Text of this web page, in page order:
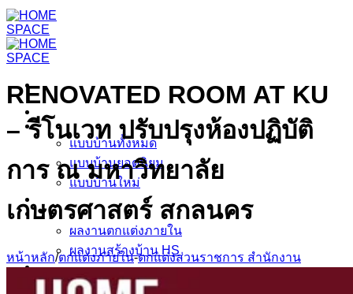
หน้าแรก
แบบบ้าน
แบบบ้านทั้งหมด
แบบบ้านยอดนิยม
แบบบ้านใหม่
ข้อมูล ตกแต่งภายใน บิ้วอิน
ผลงาน
ผลงานตกแต่งภายใน
ผลงานสร้างบ้าน HS
ข่าวและสาระน่ารู้
ข่าวและสาระน่ารู้
RENOVATED ROOM AT KU
– รีโนเวท ปรับปรุงห้องปฏิบัติ
การ ณ มหาวิทยาลัย
เกษตรศาสตร์ สกลนคร
หน้าหลัก/ตกแต่งภายใน-ตกแต่งส่วนราชการ สำนักงาน